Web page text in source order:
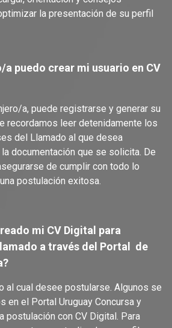
la presentación de su perfil
puedo crear mi usuario en CV
a, puede registrarse y generar su
recordamos leer detenidamente los
del Llamado al que desea
documentación que se solicita. De
de cumplir con todo lo
postulación exitosa.
mi CV Digital para
a través del Portal de
al cual desee postularse. Algunos se
en el Portal Uruguay Concursa y
postulación con CV Digital. Para